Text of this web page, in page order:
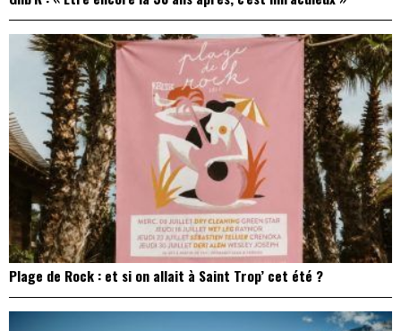
Plage de Rock : et si on allait à Saint Trop’ cet été ?